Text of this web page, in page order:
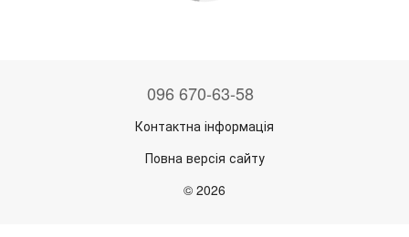
096 670-63-58
Контактна інформація
Повна версія сайту
© 2026